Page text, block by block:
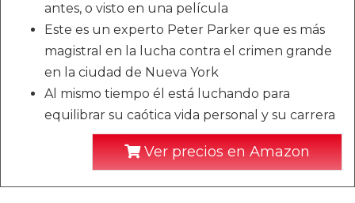
antes, o visto en una película
Este es un experto Peter Parker que es más
magistral en la lucha contra el crimen grande
en la ciudad de Nueva York
Al mismo tiempo él está luchando para
equilibrar su caótica vida personal y su carrera
Ver precios en Amazon